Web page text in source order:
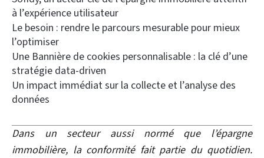
à l’expérience utilisateur
Le besoin : rendre le parcours mesurable pour mieux
l’optimiser
Une Bannière de cookies personnalisable : la clé d’une
stratégie data-driven
Un impact immédiat sur la collecte et l’analyse des
données
Dans un secteur aussi normé que l’épargne
immobilière, la conformité fait partie du quotidien.